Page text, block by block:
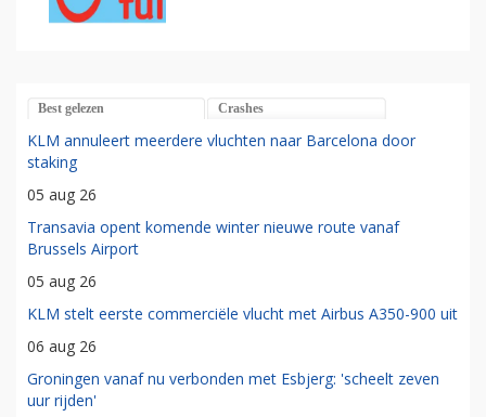
Best gelezen Crashes
KLM annuleert meerdere vluchten naar Barcelona door
staking
05 aug 26
Transavia opent komende winter nieuwe route vanaf
Brussels Airport
05 aug 26
KLM stelt eerste commerciële vlucht met Airbus A350-900 uit
06 aug 26
Groningen vanaf nu verbonden met Esbjerg: 'scheelt zeven
uur rijden'